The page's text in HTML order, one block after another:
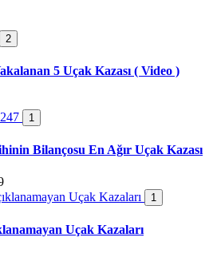
2
5 Uçak Kazası ( Video )
1
Bilançosu En Ağır Uçak Kazası
1
Uçak Kazaları